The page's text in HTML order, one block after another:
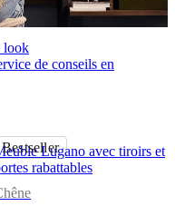
look
de conseils en
BestsellerLugano avec tiroirs et
rabattables